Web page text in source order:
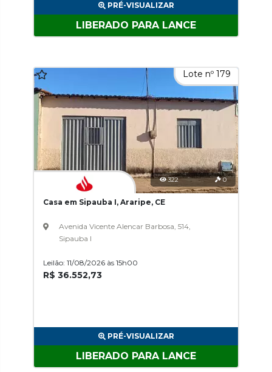
PRÉ-VISUALIZAR
LIBERADO PARA LANCE
Lote nº 179
322 0
Casa em Sipauba I, Araripe, CE
Avenida Vicente Alencar Barbosa, 514,
Sipauba I
Leilão: 11/08/2026 às 15h00
R$ 36.552,73
PRÉ-VISUALIZAR
LIBERADO PARA LANCE